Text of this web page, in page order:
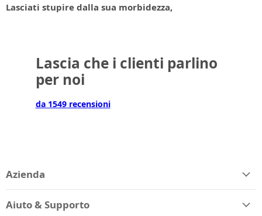
Lasciati stupire dalla sua morbidezza,
Lascia che i clienti parlino
per noi
da 1549 recensioni
Azienda
Aiuto & Supporto